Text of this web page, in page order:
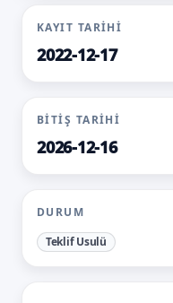
KAYIT TARIHI
2022-12-17
BITIŞ TARIHI
2026-12-16
DURUM
Teklif Usulü